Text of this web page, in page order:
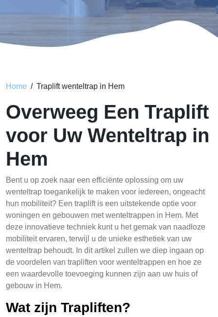
Home Traplift wenteltrap in Hem
Overweeg Een Traplift
voor Uw Wenteltrap in
Hem
Bent u op zoek naar een efficiënte oplossing om uw
wenteltrap toegankelijk te maken voor iedereen, ongeacht
hun mobiliteit? Een traplift is een uitstekende optie voor
woningen en gebouwen met wenteltrappen in Hem. Met
deze innovatieve techniek kunt u het gemak van naadloze
mobiliteit ervaren, terwijl u de unieke esthetiek van uw
wenteltrap behoudt. In dit artikel zullen we diep ingaan op
de voordelen van trapliften voor wenteltrappen en hoe ze
een waardevolle toevoeging kunnen zijn aan uw huis of
gebouw in Hem.
Wat zijn Trapliften?